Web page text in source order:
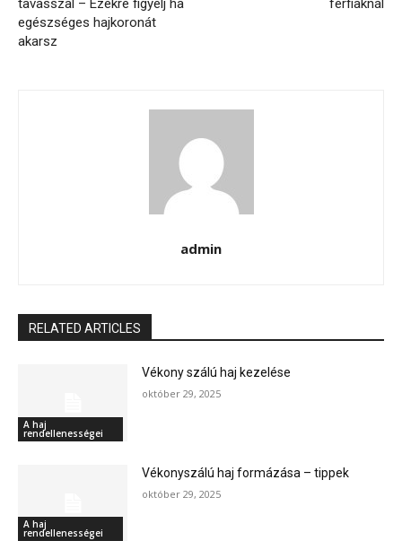
tavasszal – Ezekre figyelj ha
egészséges hajkoronát
akarsz
férfiaknál
admin
RELATED ARTICLES
A haj
rendellenességei
Vékony szálú haj kezelése
október 29, 2025
A haj
rendellenességei
Vékonyszálú haj formázása – tippek
október 29, 2025